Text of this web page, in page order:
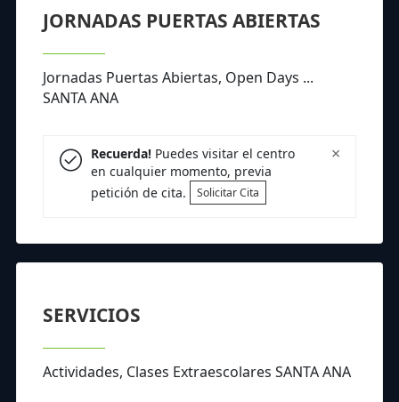
JORNADAS PUERTAS ABIERTAS
Jornadas Puertas Abiertas, Open Days ...
SANTA ANA
×
Recuerda!Puedes visitar el centro
en cualquier momento, previa
petición de cita.
Solicitar Cita
SERVICIOS
Actividades, Clases Extraescolares SANTA ANA